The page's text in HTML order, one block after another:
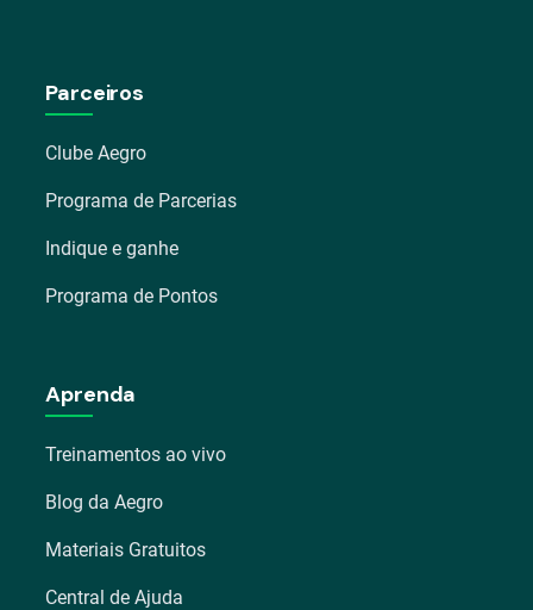
Parceiros
Clube Aegro
Programa de Parcerias
Indique e ganhe
Programa de Pontos
Aprenda
Treinamentos ao vivo
Blog da Aegro
Materiais Gratuitos
Central de Ajuda